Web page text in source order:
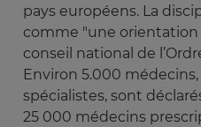
pays européens. La
comme "une
conseil national de
Environ 5.000
spécialistes, sont
25 000 médecins